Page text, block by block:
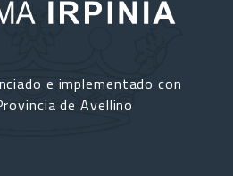
e implementado con
de Avellino